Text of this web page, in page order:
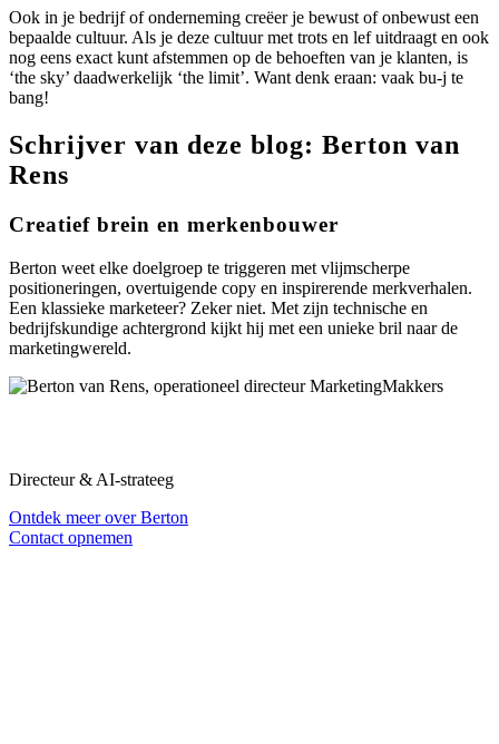
Ook in je bedrijf of onderneming creëer je bewust of onbewust een
bepaalde cultuur. Als je deze cultuur met trots en lef uitdraagt en ook
nog eens exact kunt afstemmen op de behoeften van je klanten, is
‘the sky’ daadwerkelijk ‘the limit’. Want denk eraan: vaak bu-j te
bang!
Schrijver van deze blog: Berton van
Rens
Creatief brein en merkenbouwer
Berton weet elke doelgroep te triggeren met vlijmscherpe
positioneringen, overtuigende copy en inspirerende merkverhalen.
Een klassieke marketeer? Zeker niet. Met zijn technische en
bedrijfskundige achtergrond kijkt hij met een unieke bril naar de
marketingwereld.
Directeur & AI-strateeg
Ontdek meer over Berton
Contact opnemen